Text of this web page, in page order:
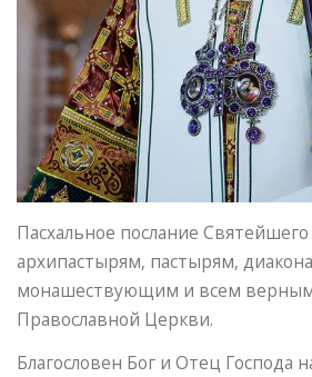
Пасхальное послание
архипастырям, пастырям,
монашествующим и всем верным
Православной Церкви.
Благословен Бог и Отец Господа